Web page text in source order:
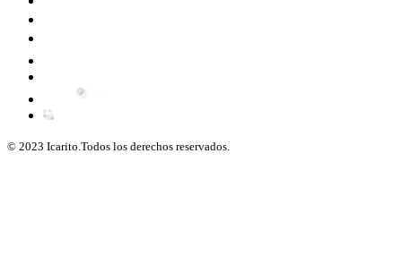
© 2023 Icarito.Todos los derechos reservados.